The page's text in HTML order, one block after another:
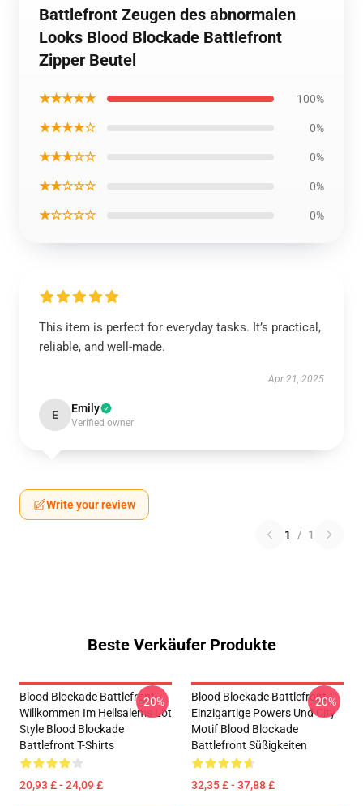
Battlefront Zeugen des abnormalen
Looks Blood Blockade Battlefront
Zipper Beutel
★★★★★ 100%
★★★★☆ 0%
★★★☆☆ 0%
★★☆☆☆ 0%
★☆☆☆☆ 0%
This item is perfect for everyday tasks. It’s practical,
reliable, and well-made.
Apr 21, 2025
E Emily
Verified owner
Write your review
1 / 1
Beste Verkäufer Produkte
Blood Blockade Battlefront
Willkommen Im Hellsalems Lot
Style Blood Blockade
Battlefront T-Shirts
20,93 £ - 24,09 £
-20%
Blood Blockade Battlefront
Einzigartige Powers Und City
Motif Blood Blockade
Battlefront Süßigkeiten
32,35 £ - 37,88 £
-20%